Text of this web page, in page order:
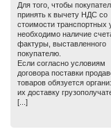
Для того, чтобы
принять к вычету НДС со
стоимости транспортных
необходимо наличие
фактуры, выставленного
покупателю.
Если согласно условиям
договора поставки
товаров обязуется
их доставку
[...]